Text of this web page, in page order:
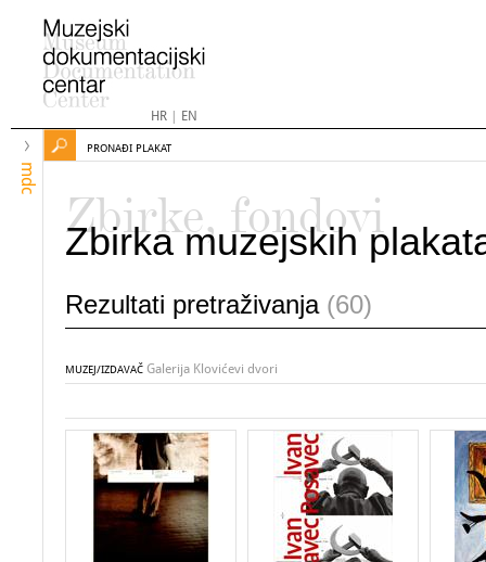
HR| EN
mdc
PRONAĐI PLAKAT
Zbirke, fondovi
Zbirka muzejskih
Rezultati pretraživanja (60)
MUZEJ/IZDAVAČ Galerija Klovićevi dvori